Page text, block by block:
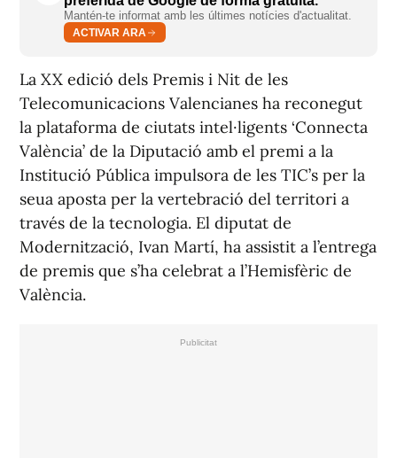
Mantén-te informat amb les últimes notícies d'actualitat.
ACTIVAR ARA
La XX edició dels Premis i Nit de les
Telecomunicacions Valencianes ha reconegut
la plataforma de ciutats intel·ligents ‘Connecta
València’ de la Diputació amb el premi a la
Institució Pública impulsora de les TIC’s per la
seua aposta per la vertebració del territori a
través de la tecnologia. El diputat de
Modernització, Ivan Martí, ha assistit a l’entrega
de premis que s’ha celebrat a l’Hemisfèric de
València.